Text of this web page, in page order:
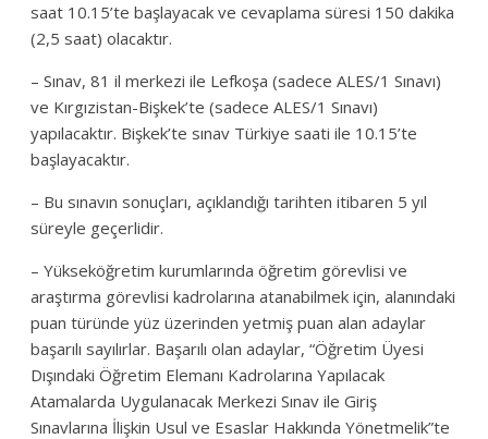
saat 10.15’te başlayacak ve cevaplama süresi 150 dakika
(2,5 saat) olacaktır.
– Sınav, 81 il merkezi ile Lefkoşa (sadece ALES/1 Sınavı)
ve Kırgızistan-Bişkek’te (sadece ALES/1 Sınavı)
yapılacaktır. Bişkek’te sınav Türkiye saati ile 10.15’te
başlayacaktır.
– Bu sınavın sonuçları, açıklandığı tarihten itibaren 5 yıl
süreyle geçerlidir.
– Yükseköğretim kurumlarında öğretim görevlisi ve
araştırma görevlisi kadrolarına atanabilmek için, alanındaki
puan türünde yüz üzerinden yetmiş puan alan adaylar
başarılı sayılırlar. Başarılı olan adaylar, “Öğretim Üyesi
Dışındaki Öğretim Elemanı Kadrolarına Yapılacak
Atamalarda Uygulanacak Merkezi Sınav ile Giriş
Sınavlarına İlişkin Usul ve Esaslar Hakkında Yönetmelik”te